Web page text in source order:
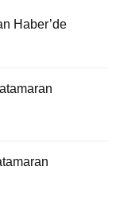
Haber’de